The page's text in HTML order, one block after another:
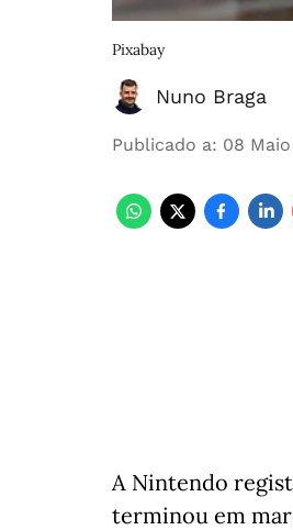
Pixabay
Nuno Braga
Publicado a: 08
A Nintendo
terminou em